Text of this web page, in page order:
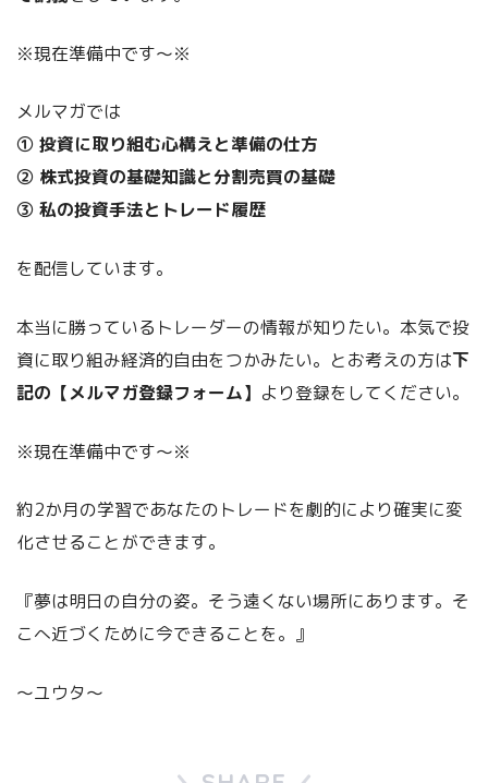
※現在準備中です～※
メルマガでは
① 投資に取り組む心構えと準備の仕方
② 株式投資の基礎知識と分割売買の基礎
③ 私の投資手法とトレード履歴
を配信しています。
本当に勝っているトレーダーの情報が知りたい。本気で投
資に取り組み経済的自由をつかみたい。とお考えの方は下
記の【メルマガ登録フォーム】 より登録をしてください。
※現在準備中です～※
約2か月の学習であなたのトレードを劇的により確実に変
化させることができます。
『夢は明日の自分の姿。そう遠くない場所にあります。そ
こへ近づくために今できることを。』
～ユウタ～